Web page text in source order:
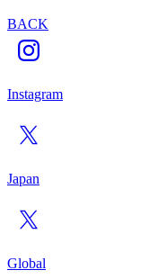
BACK
Instagram
Japan
Global